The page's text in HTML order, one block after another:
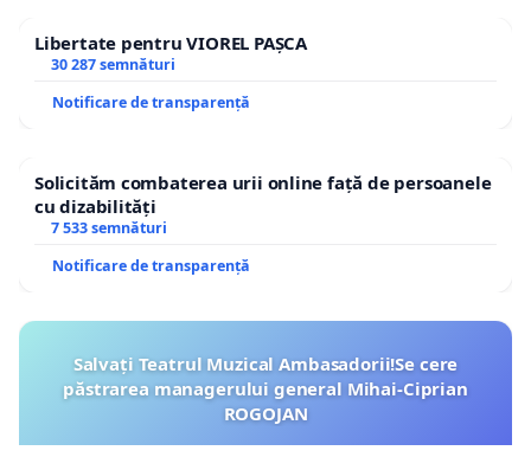
Libertate pentru VIOREL PAȘCA
30 287 semnături
Notificare de transparență
Solicităm combaterea urii online față de persoanele
cu dizabilități
7 533 semnături
Notificare de transparență
Salvați Teatrul Muzical Ambasadorii!Se cere
păstrarea managerului general Mihai-Ciprian
ROGOJAN